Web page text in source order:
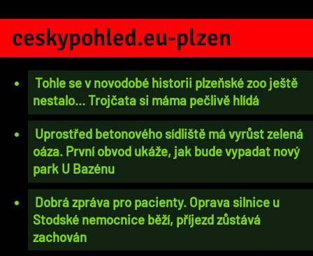
ceskypohled.eu-plzen
Tohle se v novodobé historii plzeňské zoo ještě
nestalo… Trojčata si máma pečlivě hlídá
Uprostřed betonového sídliště má vyrůst zelená
oáza. První obvod ukáže, jak bude vypadat nový
park U Bazénu
Dobrá zpráva pro pacienty. Oprava silnice u
Stodské nemocnice běží, příjezd zůstává
zachován